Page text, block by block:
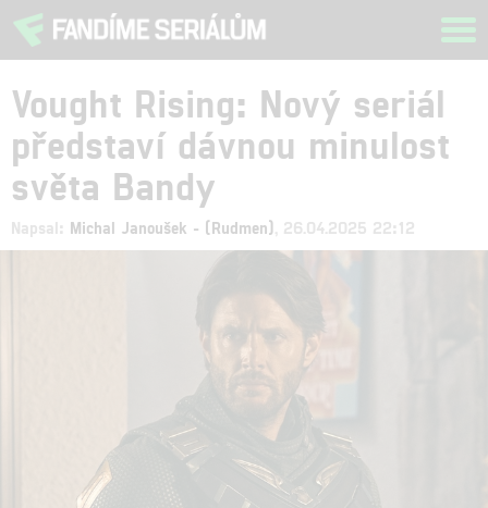
Vought Rising: Nový seriál
představí dávnou minulost
světa Bandy
Napsal: Michal Janoušek - (Rudmen) , 26.04.2025 22:12